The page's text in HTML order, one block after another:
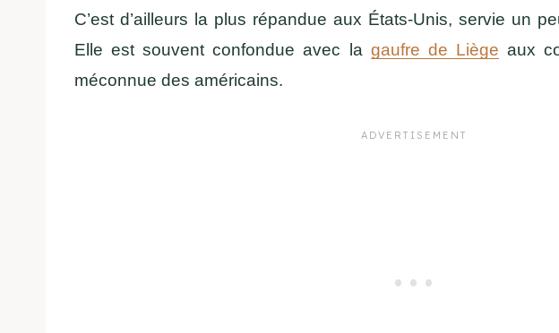
C’est d’ailleurs la plus répandue aux États-Unis, servie un
Elle est souvent confondue avec la gaufre de Liège aux
méconnue des américains.